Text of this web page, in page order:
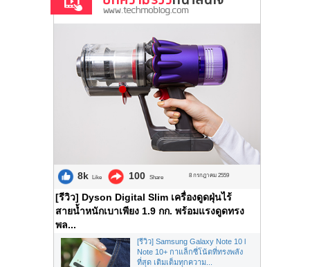
8k Like 100 Share 8 กรกฎาคม 2559
[รีวิว] Dyson Digital Slim เครื่องดูดฝุ่นไร้
สายน้ำหนักเบาเพียง 1.9 กก. พร้อมแรงดูดทรง
พล...
[รีวิว] Samsung Galaxy Note 10 l
Note 10+ กาแล็กซี่โน้ตที่ทรงพลัง
ที่สุด เติมเต็มทุกความ...